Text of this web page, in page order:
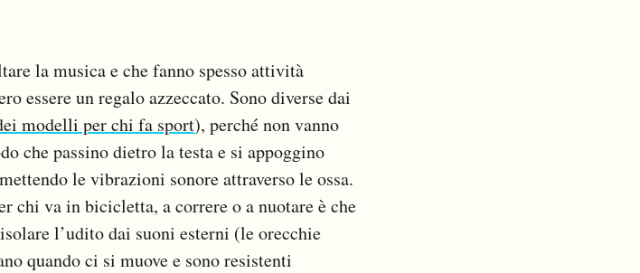
la musica e che fanno spesso attività
essere un regalo azzeccato. Sono diverse dai
modelli per chi fa sport), perché non vanno
che passino dietro la testa e si appoggino
le vibrazioni sonore attraverso le ossa.
chi va in bicicletta, a correre o a nuotare è che
l’udito dai suoni esterni (le orecchie
quando ci si muove e sono resistenti